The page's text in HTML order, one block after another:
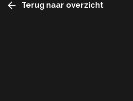
Terug naar overzicht